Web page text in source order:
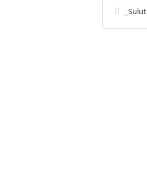
_Sulut